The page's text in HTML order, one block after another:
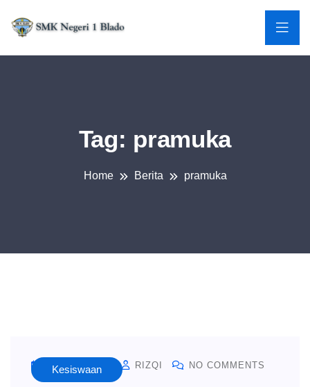
Tag: pramuka
Home Berita pramuka
Kesiswaan
APRIL 1, 2023 RIZQI NO COMMENTS